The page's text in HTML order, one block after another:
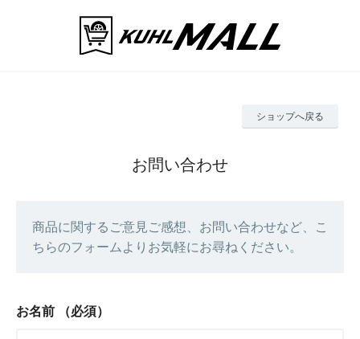
ショップへ戻る
お問い合わせ
商品に関するご意見ご感想、お問い合わせなど、こ
ちらのフォームよりお気軽にお尋ねください。
お名前 （必須）